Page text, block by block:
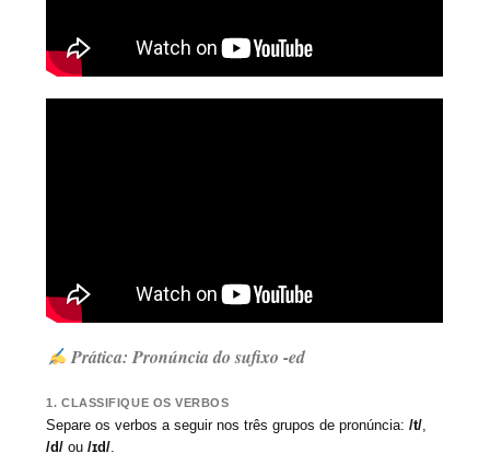
Prática: Pronúncia do sufixo -ed
1. CLASSIFIQUE OS VERBOS
Separe os verbos a seguir nos três grupos de pronúncia:/t/,
/d/ ou/ɪd/.